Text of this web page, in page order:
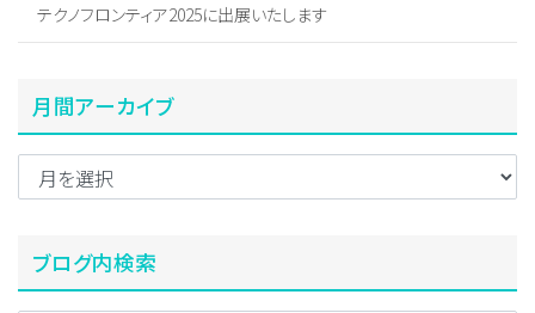
テクノフロンティア2025に出展いたします
月間アーカイブ
ブログ内検索